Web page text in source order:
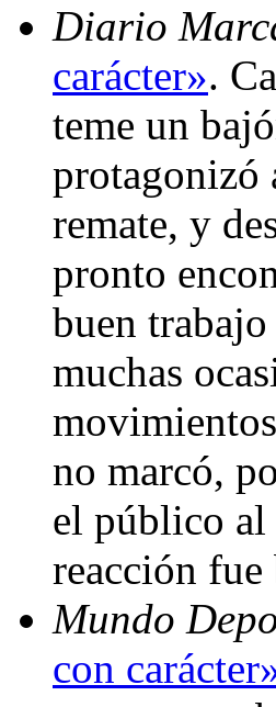
Diario
carácter».
teme un
protagonizó
remate, y
pronto
buen
muchas
no marcó,
el público al
reacción
Mundo
con